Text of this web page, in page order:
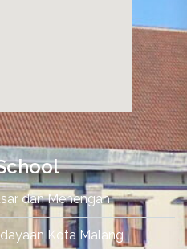
nordvpn promo code
dan Menengah
Kota Malang